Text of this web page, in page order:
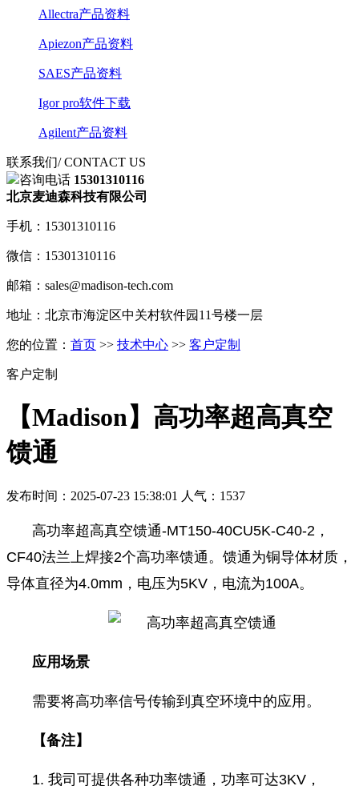
Allectra产品资料
Apiezon产品资料
SAES产品资料
Igor pro软件下载
Agilent产品资料
联系我们/ CONTACT US
咨询电话 15301310116
北京麦迪森科技有限公司
手机：15301310116
微信：15301310116
邮箱：sales@madison-tech.com
地址：北京市海淀区中关村软件园11号楼一层
您的位置： 首页 >> 技术中心 >> 客户定制
客户定制
【Madison】高功率超高真空
馈通
发布时间：2025-07-23 15:38:01 人气：1537
高功率超高真空馈通-MT150-40CU5K-C40-2，
CF40法兰上焊接2个高功率馈通。馈通为铜导体材质，
导体直径为4.0mm，电压为5KV，电流为100A。
应用场景
需要将高功率信号传输到真空环境中的应用。
【备注】
1. 我司可提供各种功率馈通，功率可达3KV，